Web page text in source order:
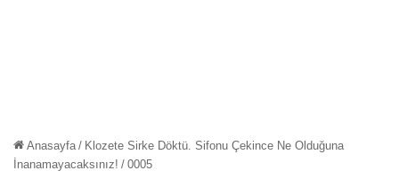
Anasayfa / Klozete Sirke Döktü. Sifonu Çekince Ne Olduğuna
İnanamayacaksınız! / 0005